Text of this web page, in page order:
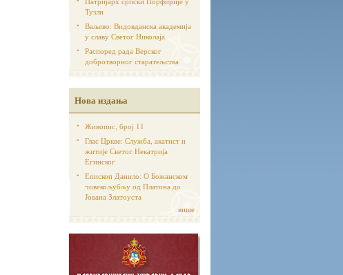
Тузли
Ваљево: Видовданска академија
у славу Светог Николаја
Распоред рада Верског
добротворног старатељства
Нова издања
Живопис, број 11
Глас Цркве: Служба, акатист и
житије Светог Некатрија
Егинског
Епископ Данило: О Божанском
човекољубљу од Платона до
Јована Златоуста
више